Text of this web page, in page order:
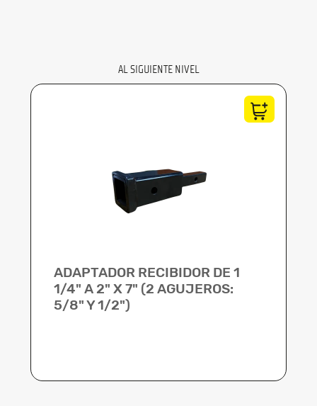
AL SIGUIENTE NIVEL
ADAPTADOR RECIBIDOR DE 1
1/4" A 2" X 7" (2 AGUJEROS:
5/8" Y 1/2")